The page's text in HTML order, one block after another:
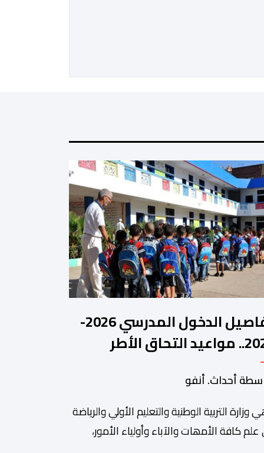
أثناء مزاولته نشاط الصيد البحري، قبل أن
أبرزالتظاهرات التراثية بالمغرب، والتي تستقطب سنويا
تفاصيل الدخول المدرسي 2026-
2027.. مواعيد التحاق الأطر
بالمؤسسات التعليمية
أحداث. أنفو
وزارة التربیة الوطنیة والتعلیم الأولي والریاضة
علم كافة الأمھات والآباء وأولیاء الأمور،